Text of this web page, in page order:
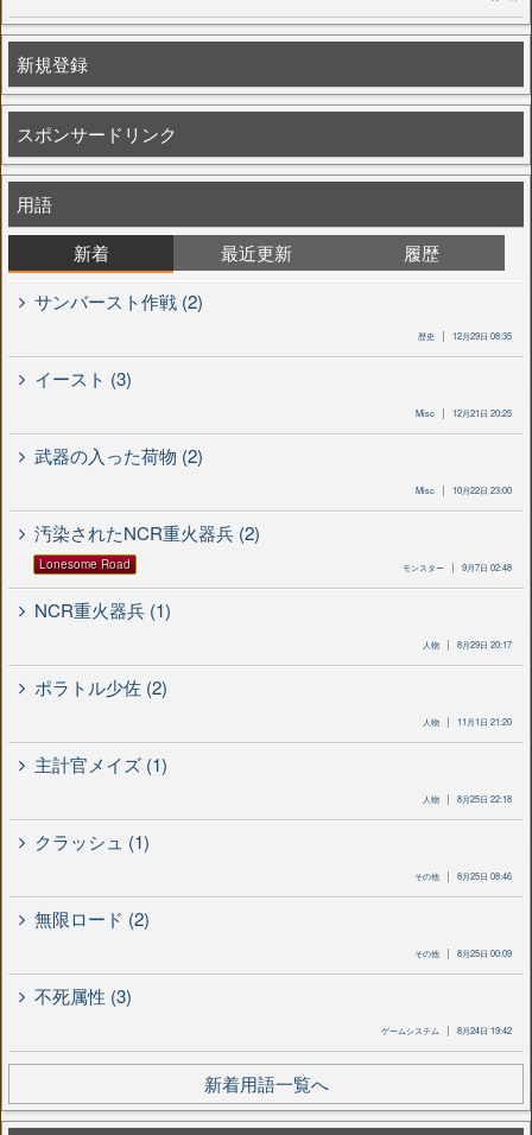
新規登録
スポンサードリンク
用語
新着
最近更新
履歴
サンバースト作戦 (2)
歴史 12月29日 08:35
イースト (3)
Misc 12月21日 20:25
武器の入った荷物 (2)
Misc 10月22日 23:00
汚染されたNCR重火器兵 (2)
Lonesome Road モンスター 9月7日 02:48
NCR重火器兵 (1)
人物 8月29日 20:17
ポラトル少佐 (2)
人物 11月1日 21:20
主計官メイズ (1)
人物 8月25日 22:18
クラッシュ (1)
その他 8月25日 08:46
無限ロード (2)
その他 8月25日 00:09
不死属性 (3)
ゲームシステム 8月24日 19:42
新着用語一覧へ